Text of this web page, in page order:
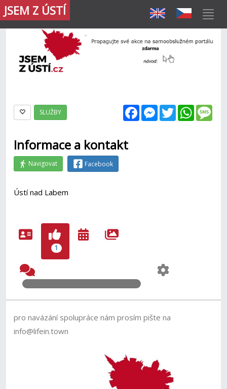
JSEM Z ÚSTÍ
FacebookMessenger
Twitter
SLUŽBY
Informace a kontakt
Navigovat Facebook
Ústí nad Labem
1
pro navázání spolupráce nám prosím pište na
info@lifein.town